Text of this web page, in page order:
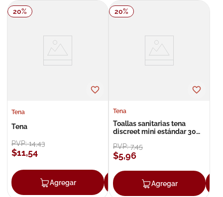
20%
Tena
Tena
PVP:14,43
$11,54
Agregar Agregar
20%
Tena
Toallas sanitarias tena
discreet mini estándar 30
PVP:7,45
$5,96
Agregar